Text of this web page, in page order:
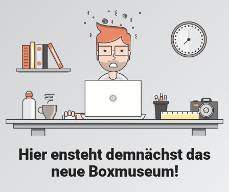
Hier ensteht demnächst das
neue Boxmuseum!